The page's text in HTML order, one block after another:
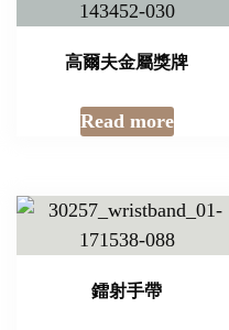
高爾夫金屬獎牌
Read more
鐳射手帶